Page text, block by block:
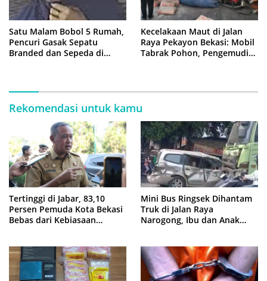
Satu Malam Bobol 5 Rumah,
Pencuri Gasak Sepatu
Branded dan Sepeda di
Kecelakaan Maut di Jalan
Raya Pekayon Bekasi: Mobil
Tabrak Pohon, Pengemudi
Rekomendasi untuk kamu
Tertinggi di Jabar, 83,10
Persen Pemuda Kota Bekasi
Bebas dari Kebiasaan
Mini Bus Ringsek Dihantam
Truk di Jalan Raya
Narogong, Ibu dan Anak